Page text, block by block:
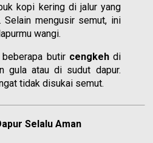
kopi kering di jalur yang
Selain mengusir semut, ini
wangi.
beberapa butir cengkehdi
gula atau di sudut dapur.
tidak disukai semut.
Selalu Aman